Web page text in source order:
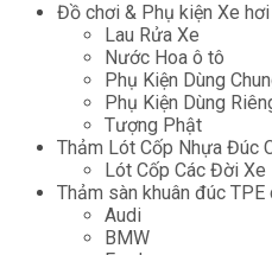
Đồ chơi & Phụ kiện Xe hơi
Lau Rửa Xe
Nước Hoa ô tô
Phụ Kiện Dùng
Phụ Kiện Dùng
Tượng Phật
Thảm Lót Cốp Nhựa Đúc
Lót Cốp Các Đời Xe
Thảm sàn khuân đúc TPE
Audi
BMW